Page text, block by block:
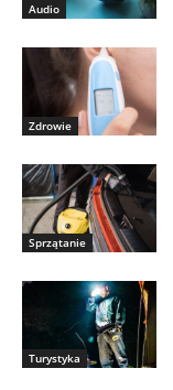
Audio
Zdrowie
Sprzątanie
Turystyka